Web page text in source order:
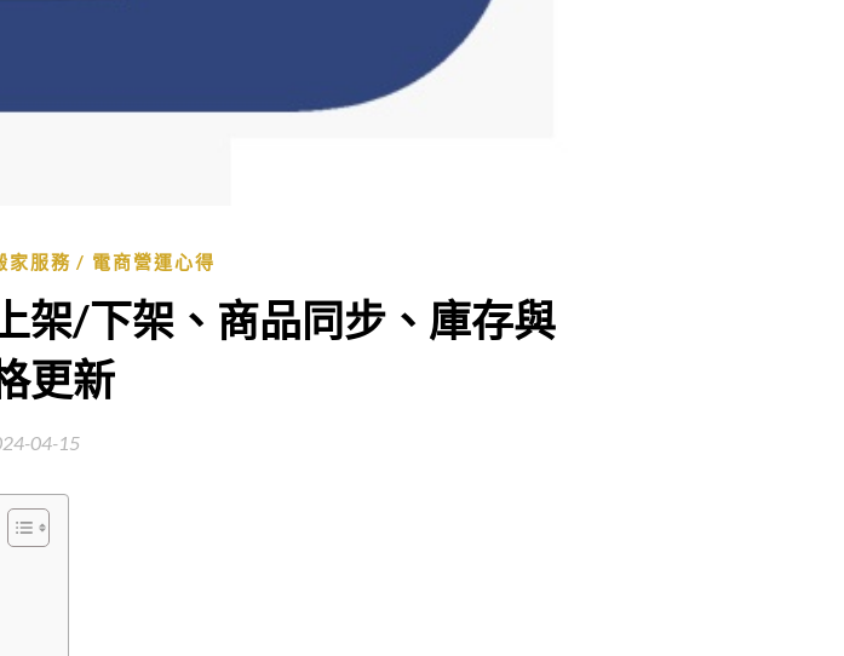
家服務 電商營運心得
架/下架、商品同步、庫存與
更新
04-15